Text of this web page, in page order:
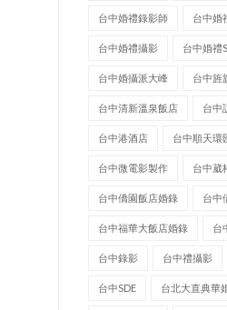
台中婚禮錄影師 台中婚
台中婚禮攝影 台中婚禮
台中婚攝派大峰 台中旌
台中清新溫泉飯店 台中
台中港酒店 台中順天環
台中微電影製作 台中葳
台中僑園飯店婚錄 台中
台中福華大飯店婚錄 台
台中錄影 台中禮攝影
台中SDE 台北大直典華